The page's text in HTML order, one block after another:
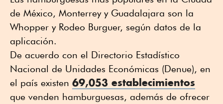
de México, Monterrey y Guadalajara son la
Whopper y Rodeo Burguer, según datos de la
aplicación.
De acuerdo con el Directorio Estadístico
Nacional de Unidades Económicas (Denue), en
el país existen 69,053 establecimientos
que venden hamburguesas, además de ofrecer